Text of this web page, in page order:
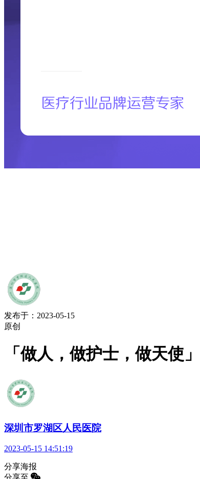
发布于：2023-05-15
原创
「做人，做护士，做天使
深圳市罗湖区人民医院
2023-05-15 14:51:19
分享海报